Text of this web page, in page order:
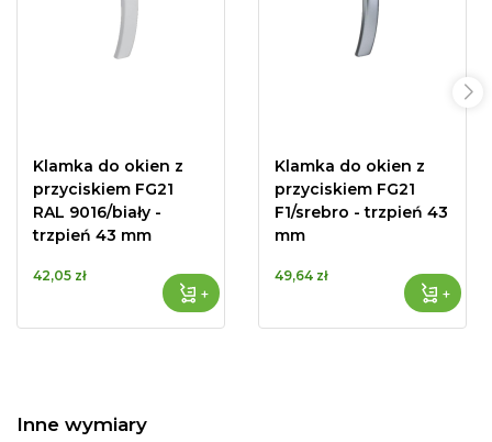
Klamka do okien z
przyciskiem FG21
RAL 9016/biały -
trzpień 43 mm
42,05 zł
+
Klamka do okien z
przyciskiem FG21
F1/srebro - trzpień 43
mm
49,64 zł
+
Inne wymiary